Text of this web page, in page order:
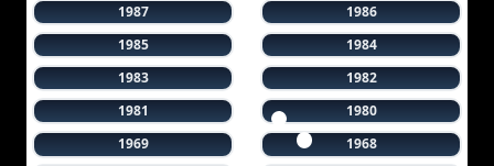
1987
1986
1985
1984
1983
1982
1981
1980
1969
1968